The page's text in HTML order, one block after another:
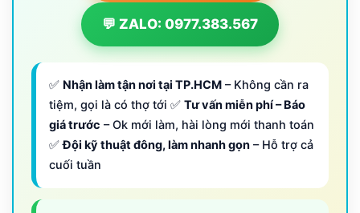
💬 ZALO: 0977.383.567
✅ Nhận làm tận nơi tại TP.HCM – Không cần ra
tiệm, gọi là có thợ tới ✅ Tư vấn miễn phí – Báo
giá trước – Ok mới làm, hài lòng mới thanh toán
✅Đội kỹ thuật đông, làm nhanh gọn – Hỗ trợ cả
cuối tuần